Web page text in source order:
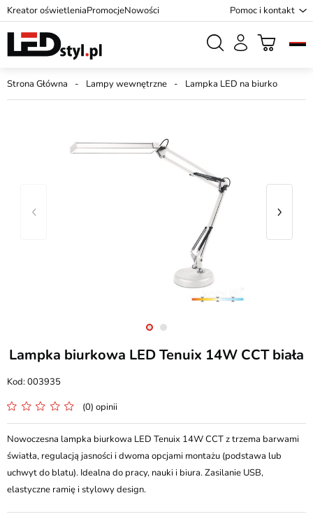
Kreator oświetleniaPromocjeNowości Pomoc i kontakt
Strona Główna Lampy wewnętrzne Lampka LED na biurko
Lampka biurkowa LED Tenuix 14W CCT biała
003935
(0) opinii
Nowoczesna lampka biurkowa LED Tenuix 14W CCT z trzema barwami
światła, regulacją jasności i dwoma opcjami montażu (podstawa lub
uchwyt do blatu). Idealna do pracy, nauki i biura. Zasilanie USB,
elastyczne ramię i stylowy design.